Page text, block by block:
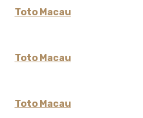
Toto Macau
Toto Macau
Toto Macau